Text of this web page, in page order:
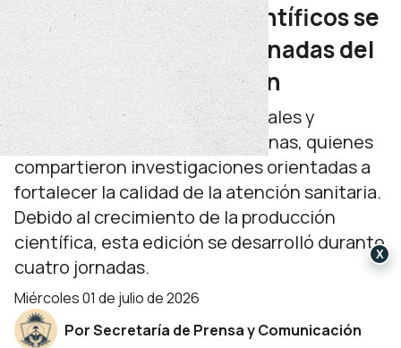
Más de 70 trabajos científicos se
presentaron en las Jornadas del
Hospital Castro Rendón
La actividad reunió a profesionales y
residentes de distintas disciplinas, quienes
compartieron investigaciones orientadas a
fortalecer la calidad de la atención sanitaria.
Debido al crecimiento de la producción
científica, esta edición se desarrolló durante
cuatro jornadas.
miércoles 01 de julio de 2026
Por Secretaría de Prensa y Comunicación
X